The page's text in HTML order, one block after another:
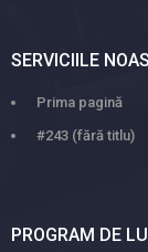
SERVICIILE
Prima pagină
#243 (fără titlu)
PROGRAM DE